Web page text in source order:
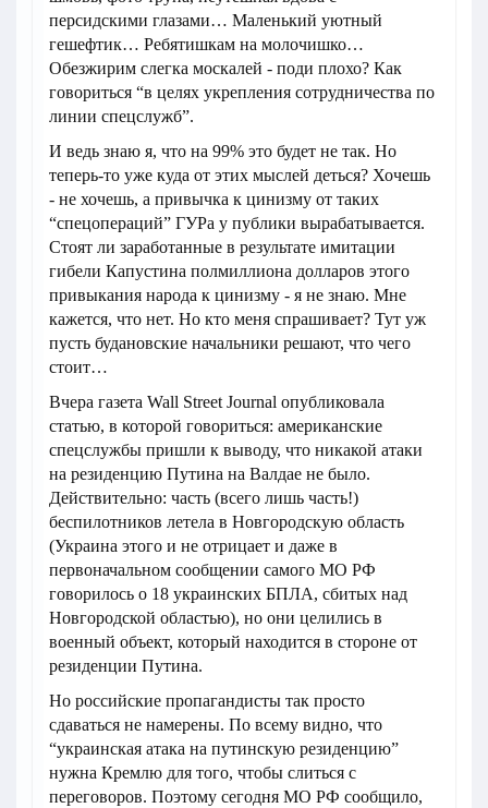
персидскими глазами… Маленький уютный
гешефтик… Ребятишкам на молочишко…
Обезжирим слегка москалей - поди плохо? Как
говориться “в целях укрепления сотрудничества по
линии спецслужб”.
И ведь знаю я, что на 99% это будет не так. Но
теперь-то уже куда от этих мыслей деться? Хочешь
- не хочешь, а привычка к цинизму от таких
“спецопераций” ГУРа у публики вырабатывается.
Стоят ли заработанные в результате имитации
гибели Капустина полмиллиона долларов этого
привыкания народа к цинизму - я не знаю. Мне
кажется, что нет. Но кто меня спрашивает? Тут уж
пусть будановские начальники решают, что чего
стоит…
Вчера газета Wall Street Journal опубликовала
статью, в которой говориться: американские
спецслужбы пришли к выводу, что никакой атаки
на резиденцию Путина на Валдае не было.
Действительно: часть (всего лишь часть!)
беспилотников летела в Новгородскую область
(Украина этого и не отрицает и даже в
первоначальном сообщении самого МО РФ
говорилось о 18 украинских БПЛА, сбитых над
Новгородской областью), но они целились в
военный объект, который находится в стороне от
резиденции Путина.
Но российские пропагандисты так просто
сдаваться не намерены. По всему видно, что
“украинская атака на путинскую резиденцию”
нужна Кремлю для того, чтобы слиться с
переговоров. Поэтому сегодня МО РФ сообщило,